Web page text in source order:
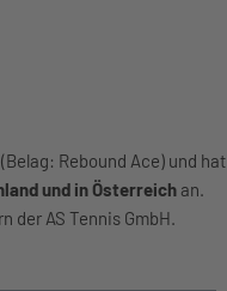
(Belag: Rebound Ace) und hat
und in Österreich an.
der AS Tennis GmbH.